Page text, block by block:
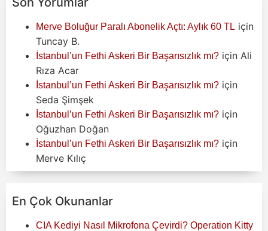
Merve Boluğur Paralı Abonelik Açtı: Aylık 60 TL için
Tuncay B.
İstanbul’un Fethi Askeri Bir Başarısızlık mı? için Ali
Rıza Acar
İstanbul’un Fethi Askeri Bir Başarısızlık mı? için
Seda Şimşek
İstanbul’un Fethi Askeri Bir Başarısızlık mı? için
Oğuzhan Doğan
İstanbul’un Fethi Askeri Bir Başarısızlık mı? için
Merve Kılıç
En Çok Okunanlar
CIA Kediyi Nasıl Mikrofona Çevirdi? Operation Kitty